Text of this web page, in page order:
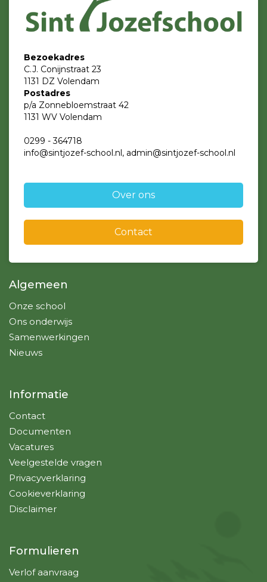
Bezoekadres
C.J. Conijnstraat 23
1131 DZ Volendam
Postadres
p/a Zonnebloemstraat 42
1131 WV Volendam
0299 - 364718
info@sintjozef-school.nl, admin@sintjozef-school.nl
Over ons
Contact
Algemeen
Onze school
Ons onderwijs
Samenwerkingen
Nieuws
Informatie
Contact
Documenten
Vacatures
Veelgestelde vragen
Privacyverklaring
Cookieverklaring
Disclaimer
Formulieren
Verlof aanvraag